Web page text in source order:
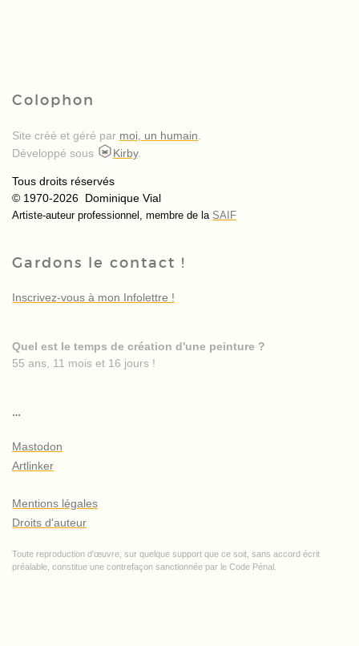
Colophon
Site créé et géré par moi, un humain
Développé sous
Kirby.
Tous droits réservés
© 1970-2026 Dominique Vial
Artiste-auteur professionnel, membre de la SAIF
Gardons le contact !
Inscrivez-vous à mon Infolettre !
Quel est le temps de création d'une peinture ?
55 ans, 11 mois et 16 jours !
…
Mastodon
Artlinker
Mentions légales
Droits d'auteur
Toute reproduction d'œuvre, sur quelque support que ce soit, sans accord écrit
préalable, constitue une contrefaçon sanctionnée par le Code Pénal.